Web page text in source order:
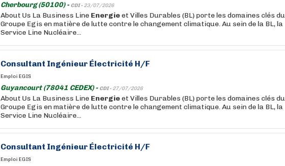
Cherbourg (50100) - CDI - 23/07/2026
About Us La Business Line Energieet Villes Durables (BL) porte les domaines clés du
Groupe Egis en matière de lutte contre le changement climatique. Au sein de la BL, la
Service Line Nucléaire...
Consultant Ingénieur Électricité H/F
Emploi EGIS
Guyancourt (78041 CEDEX) - CDI - 27/07/2026
About Us La Business Line Energieet Villes Durables (BL) porte les domaines clés du
Groupe Egis en matière de lutte contre le changement climatique. Au sein de la BL, la
Service Line Nucléaire...
Consultant Ingénieur Électricité H/F
Emploi EGIS